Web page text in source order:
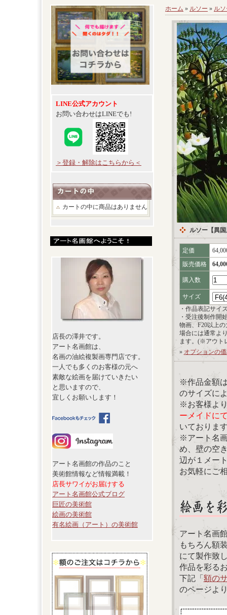
LINE公式アカウント
お問い合わせはLINEでも!
＞登録・解除はこちらから＜
カートの中に商品はありません
店長の澤井です。
アート名画館は、
名画の油絵複製画専門店です。
一人でも多くのお客様の元へ
素敵な絵画を届けていきたい
と思いますので、
宜しくお願いします！
アート名画館の作品のこと
美術館情報など情報満載！
店長サワイがお届けする
アート名画館公式ブログ
巨匠の美術館
絵画の美術館
有名絵画（アート）の美術館
ホーム » ルソー » ル
ルソー【異
定価
販売価格
購入数
サイズ
・作品表記サイ
・受注後制作開
物画、F20以上
場合には通常よ
ます。(※アウト
» オプションの
※作品金額
のサイズに
※お客様よ
ーメイドに
いておりま
※アート名
め、壁の空
辺が１メー
お気軽にご
アート名画
もちろん額
にて製作致
作品を彩る
下記「額の
のページよ